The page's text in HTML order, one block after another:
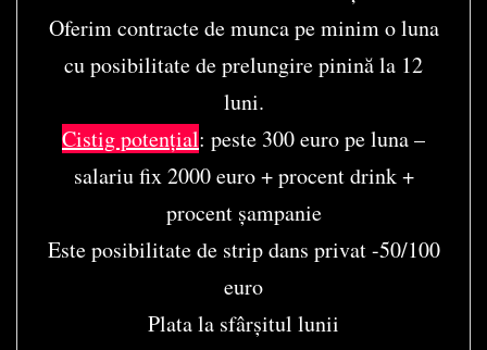
Oferim contracte de munca pe minim o luna
cu posibilitate de prelungire pinină la 12
luni.
Cistig potențial: peste 300 euro pe luna –
salariu fix 2000 euro + procent drink +
procent șampanie
Este posibilitate de strip dans privat -50/100
euro
Plata la sfârșitul lunii